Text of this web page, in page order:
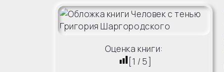
Оценка книги:
1 /5